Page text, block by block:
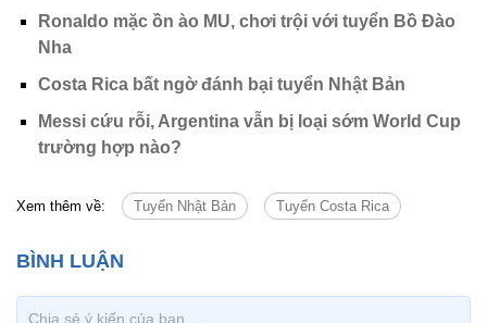
Ronaldo mặc ồn ào MU, chơi trội với tuyển Bồ Đào
Nha
Costa Rica bất ngờ đánh bại tuyển Nhật Bản
Messi cứu rỗi, Argentina vẫn bị loại sớm World Cup
trường hợp nào?
Xem thêm về: Tuyển Nhật Bản Tuyển Costa Rica